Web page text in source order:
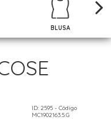
BLUSA
ID: 2595 - Código
MC1902163.5.G